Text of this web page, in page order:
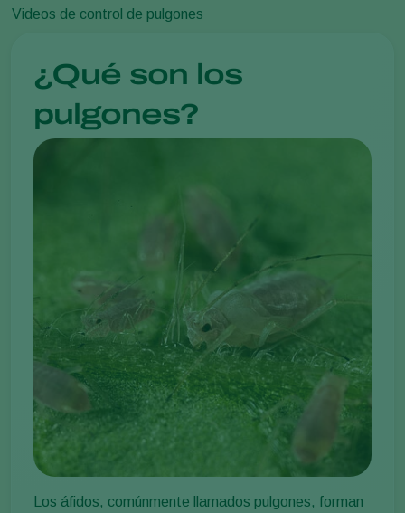
Videos de control de pulgones
¿Qué son los
pulgones?
Los áfidos, comúnmente llamados pulgones, forman